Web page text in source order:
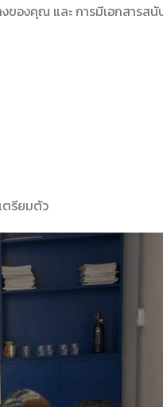
ของคุณ และ การมีเอกสารส
ตรียมตัว